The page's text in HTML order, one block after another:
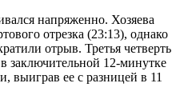
напряженно. Хозяева
отрезка (23:13), однако
отрыв. Третья четверть
заключительной 12-минутке
выиграв ее с разницей в 11